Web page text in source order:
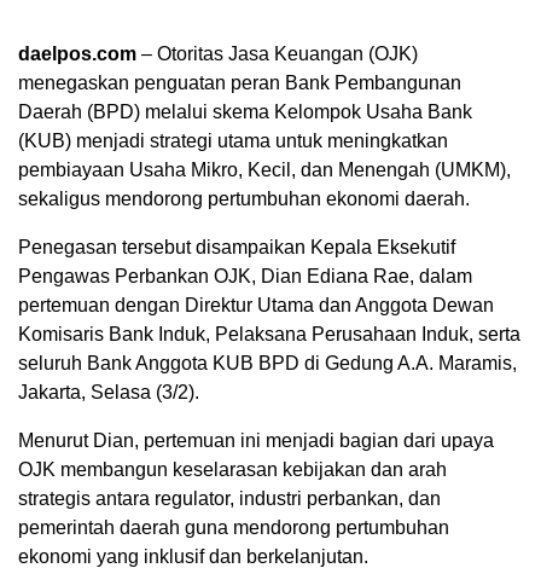
daelpos.com – Otoritas Jasa Keuangan (OJK)
menegaskan penguatan peran Bank Pembangunan
Daerah (BPD) melalui skema Kelompok Usaha Bank
(KUB) menjadi strategi utama untuk meningkatkan
pembiayaan Usaha Mikro, Kecil, dan Menengah (UMKM),
sekaligus mendorong pertumbuhan ekonomi daerah.
Penegasan tersebut disampaikan Kepala Eksekutif
Pengawas Perbankan OJK, Dian Ediana Rae, dalam
pertemuan dengan Direktur Utama dan Anggota Dewan
Komisaris Bank Induk, Pelaksana Perusahaan Induk, serta
seluruh Bank Anggota KUB BPD di Gedung A.A. Maramis,
Jakarta, Selasa (3/2).
Menurut Dian, pertemuan ini menjadi bagian dari upaya
OJK membangun keselarasan kebijakan dan arah
strategis antara regulator, industri perbankan, dan
pemerintah daerah guna mendorong pertumbuhan
ekonomi yang inklusif dan berkelanjutan.